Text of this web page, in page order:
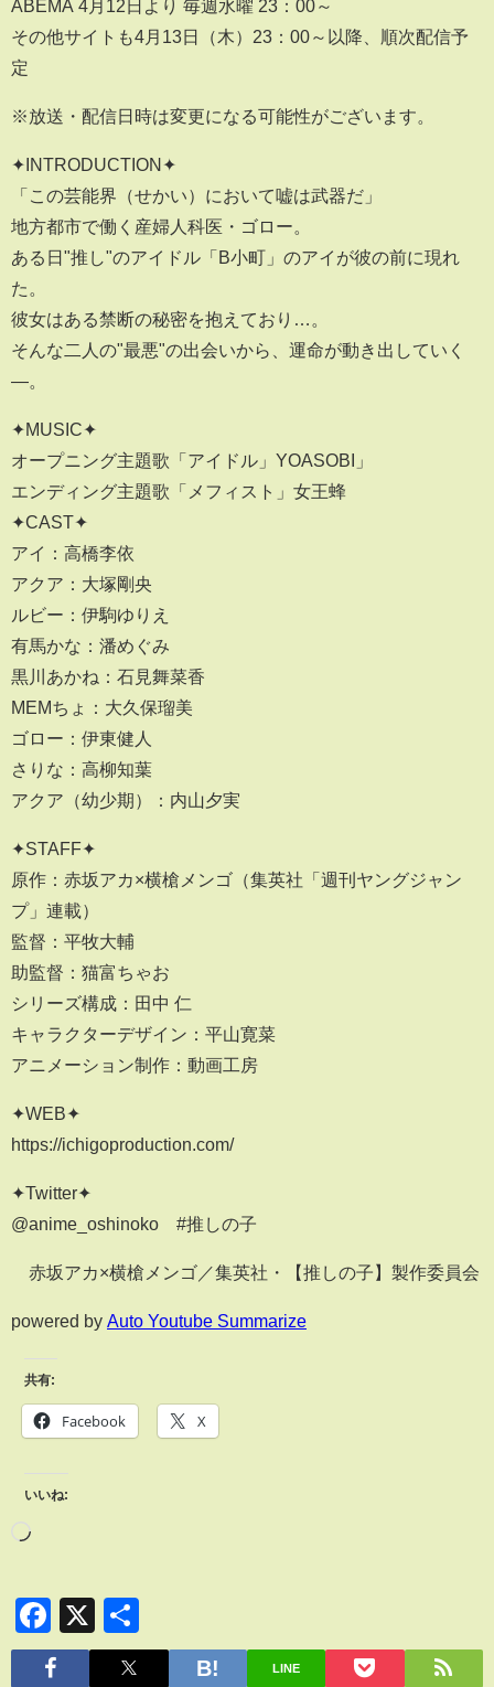
ABEMA 4月12日より 毎週水曜 23：00～
その他サイトも4月13日（木）23：00～以降、順次配信予
定
※放送・配信日時は変更になる可能性がございます。
✦INTRODUCTION✦
「この芸能界（せかい）において嘘は武器だ」
地方都市で働く産婦人科医・ゴロー。
ある日"推し"のアイドル「B小町」のアイが彼の前に現れ
た。
彼女はある禁断の秘密を抱えており…。
そんな二人の"最悪"の出会いから、運命が動き出していく
―。
✦MUSIC✦
オープニング主題歌「アイドル」YOASOBI」
エンディング主題歌「メフィスト」女王蜂
✦CAST✦
アイ：高橋李依
アクア：大塚剛央
ルビー：伊駒ゆりえ
有馬かな：潘めぐみ
黒川あかね：石見舞菜香
MEMちょ：大久保瑠美
ゴロー：伊東健人
さりな：高柳知葉
アクア（幼少期）：内山夕実
✦STAFF✦
原作：赤坂アカ×横槍メンゴ（集英社「週刊ヤングジャン
プ」連載）
監督：平牧大輔
助監督：猫富ちゃお
シリーズ構成：田中 仁
キャラクターデザイン：平山寛菜
アニメーション制作：動画工房
✦WEB✦
https://ichigoproduction.com/
✦Twitter✦
@anime_oshinoko #推しの子
©赤坂アカ×横槍メンゴ／集英社・【推しの子】製作委員会
powered by Auto Youtube Summarize
共有:
Facebook X
いいね:
Facebook
X
有
LINE